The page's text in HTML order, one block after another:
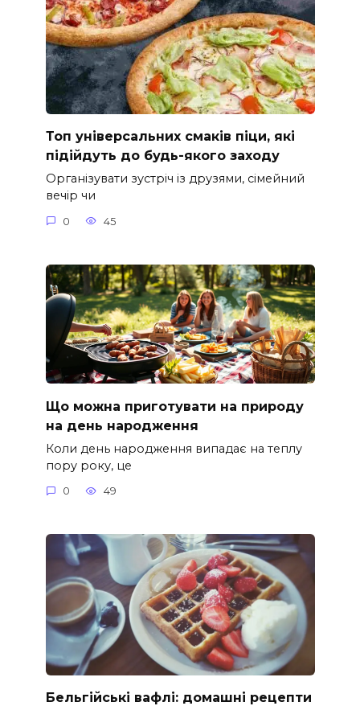
Топ універсальних смаків піци, які
підійдуть до будь-якого заходу
Організувати зустріч із друзями, сімейний
вечір чи
0 45
Що можна приготувати на природу
на день народження
Коли день народження випадає на теплу
пору року, це
0 49
Бельгійські вафлі: домашні рецепти